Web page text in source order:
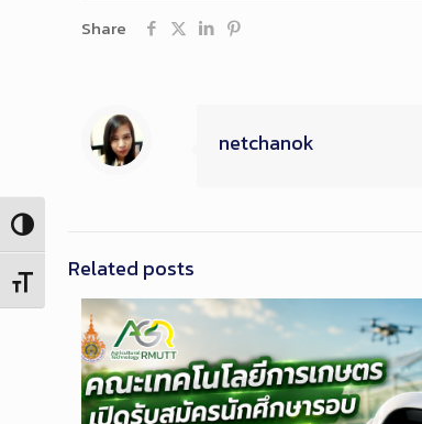
Toggle High Contrast
Toggle Font size
Share
netchanok
Related posts